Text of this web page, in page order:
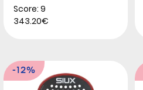
2026
Score: 9
343.20€
-12%